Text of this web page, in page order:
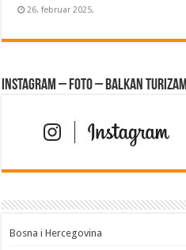
26. februar 2025.
Instagram – FOTO – Balkan turizam
Bosna i Hercegovina